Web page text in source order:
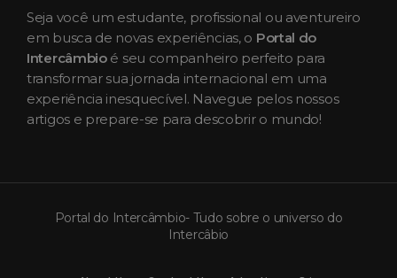
Seja você um estudante, profissional ou aventureiro
em busca de novas experiências, o Portal do
Intercâmbioé seu companheiro perfeito para
transformar sua jornada internacional em uma
experiência inesquecível. Navegue pelos nossos
artigos e prepare-se para descobrir o mundo!
Portal do Intercâmbio- Tudo sobre o universo do
Intercâbio